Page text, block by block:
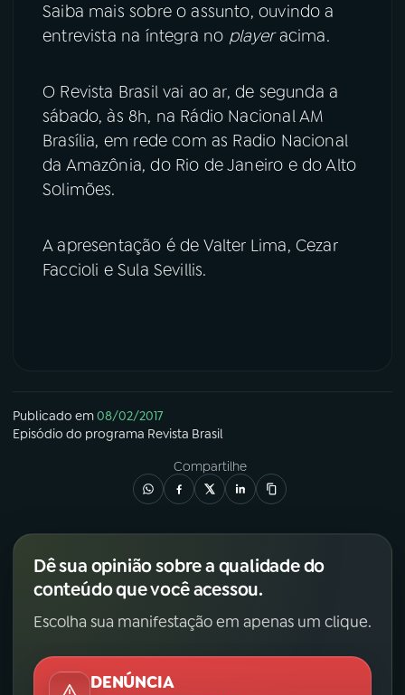
Saiba mais sobre o assunto, ouvindo a
entrevista na íntegra no playeracima.
O Revista Brasil vai ao ar, de segunda a
sábado, às 8h, na Rádio Nacional AM
Brasília, em rede com as Radio Nacional
da Amazônia, do Rio de Janeiro e do Alto
Solimões.
A apresentação é de Valter Lima, Cezar
Faccioli e Sula Sevillis.
Publicado em08/02/2017
Episódio do programa Revista Brasil
Compartilhe
Dê sua opinião sobre a qualidade do
conteúdo que você acessou.
Escolha sua manifestação em apenas um clique.
DENÚNCIA